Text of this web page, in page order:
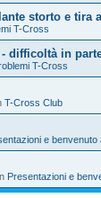
storto e tira
T-Cross
difficoltà in
T-Cross
T-Cross Club
e benvenuto
Presentazioni e